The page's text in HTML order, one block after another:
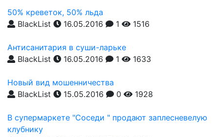
50% креветок, 50% льда
BlackList
16.05.2016 1 1516
Антисанитария в суши-ларьке
BlackList
16.05.2016 1 1633
Новый вид мошенничества
BlackList
15.05.2016 0 1928
В супермаркете "Соседи " продают заплесневелую
клубнику